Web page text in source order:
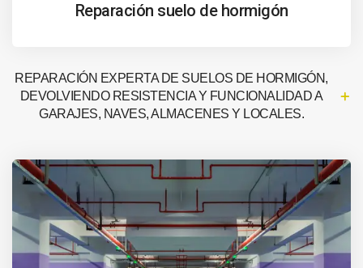
Reparación suelo de hormigón
REPARACIÓN EXPERTA DE SUELOS DE HORMIGÓN,
DEVOLVIENDO RESISTENCIA Y FUNCIONALIDAD A
GARAJES, NAVES, ALMACENES Y LOCALES.